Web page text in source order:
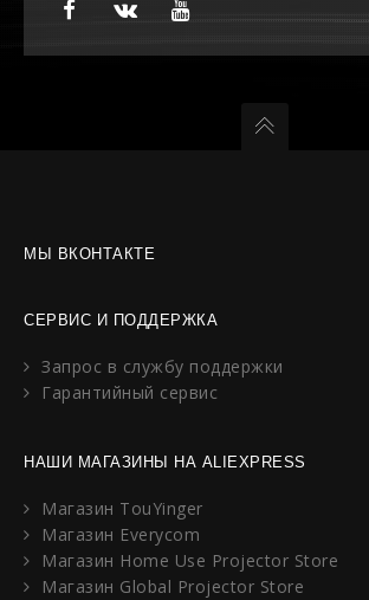
МЫ ВКОНТАКТЕ
СЕРВИС И ПОДДЕРЖКА
Запрос в службу поддержки
Гарантийный сервис
НАШИ МАГАЗИНЫ НА ALIEXPRESS
Магазин TouYinger
Магазин Everycom
Магазин Home Use Projector Store
Магазин Global Projector Store